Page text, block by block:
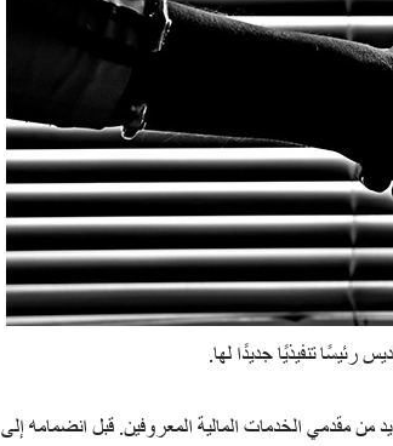
رئيسًا تنفيذيًا جديدًا لها.
من مقدمي الخدمات المالية المعروفين. قبل انضمامه إلى